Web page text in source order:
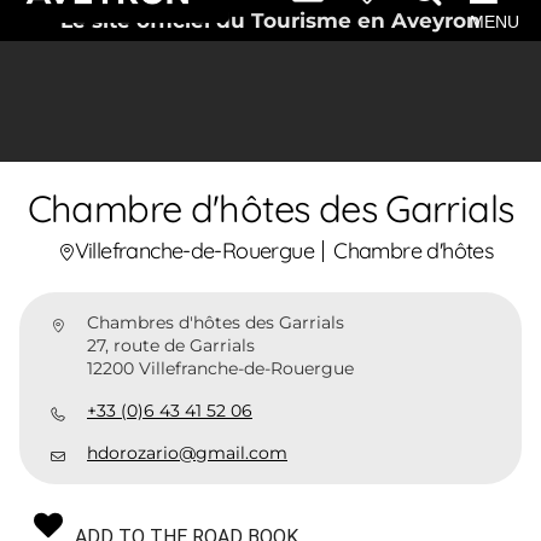
Le site officiel du Tourisme en AveyronMENU
Chambre d'hôtes des Garrials
Villefranche-de-Rouergue Chambre d'hôtes
Chambres d'hôtes des Garrials
27, route de Garrials
12200 Villefranche-de-Rouergue
+33 (0)6 43 41 52 06
hdorozario@gmail.com